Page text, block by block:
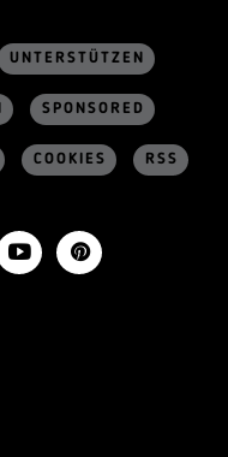
UNTERSTÜTZEN
SPONSORED
COOKIES RSS